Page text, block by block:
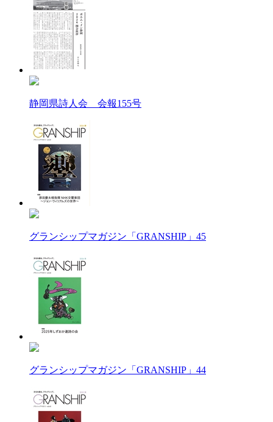
静岡県詩人会 会報155号
グランシップマガジン「GRANSHIP」45
グランシップマガジン「GRANSHIP」44